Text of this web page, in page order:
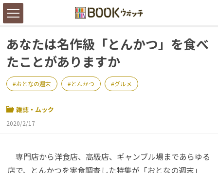
あなたは名作級「とんかつ」を食べ
たことがありますか
おとなの週末 とんかつ グルメ
雑誌・ムック
2020/2/17
専門店から洋食店、高級店、ギャンブル場まであらゆる
店で、とんかつを実食調査した特集が「おとなの週末」